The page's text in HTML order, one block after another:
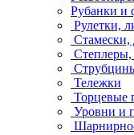
Рубанки и
Рулетки,
Стамески,
Степлеры,
Тележки
Торцевые
Уровни и